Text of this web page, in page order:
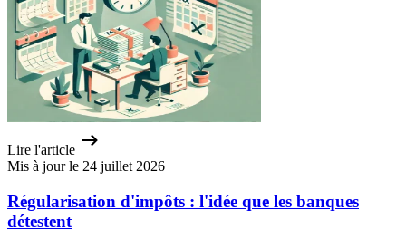
Lire l'article
Mis à jour le 24 juillet 2026
Régularisation d'impôts : l'idée que les banques
détestent